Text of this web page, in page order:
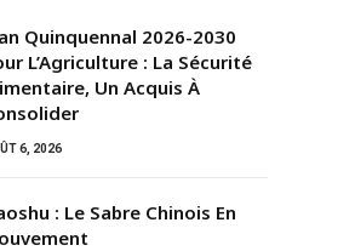
Quinquennal 2026-2030
L’Agriculture : La Sécurité
Un Acquis À
6, 2026
: Le Sabre Chinois En